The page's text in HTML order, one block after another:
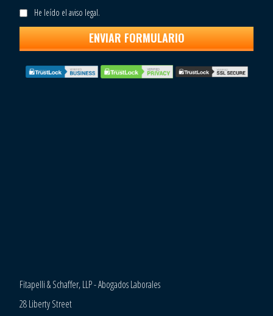
He leído el aviso legal.
Fitapelli & Schaffer, LLP - Abogados Laborales
28 Liberty Street